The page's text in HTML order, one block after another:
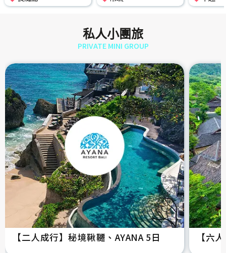
私人小團旅
PRIVATE MINI GROUP
【二人成行】秘境鞦韆、AYANA 5日 【六